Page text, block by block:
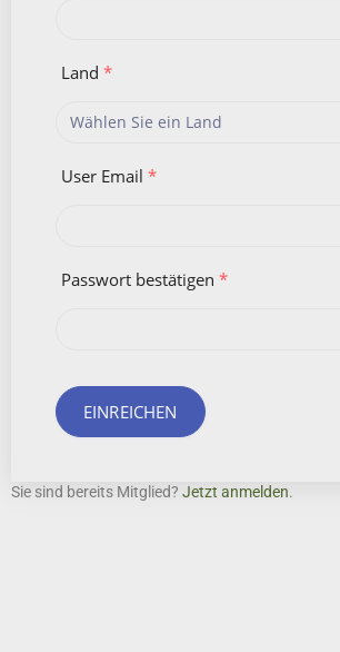
Land *
User Email *
Passwort bestätigen *
ΕINREICHEN
Sie sind bereits Mitglied? Jetzt anmelden.